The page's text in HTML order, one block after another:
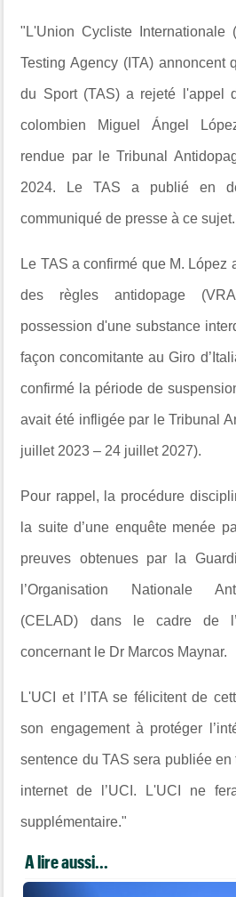
"L'Union Cycliste Internationale
Testing Agency (ITA) annoncent
du Sport (TAS) a rejeté l'appel
colombien Miguel Ángel
rendue par le Tribunal
2024. Le TAS a publié en
communiqué de presse à ce sujet.
Le TAS a confirmé que M. López
des règles antidopage
possession d'une substance
façon concomitante au Giro
confirmé la période de
avait été infligée par le Tribunal
juillet 2023 – 24 juillet 2027).
Pour rappel, la procédure
la suite d’une enquête menée
preuves obtenues par la
l’Organisation Nationale
(CELAD) dans le cadre de
concernant le Dr Marcos Maynar.
L'UCI et l’ITA se félicitent de
son engagement à protéger
sentence du TAS sera publiée
internet de l’UCI. L'UCI ne
supplémentaire."
A lire aussi...